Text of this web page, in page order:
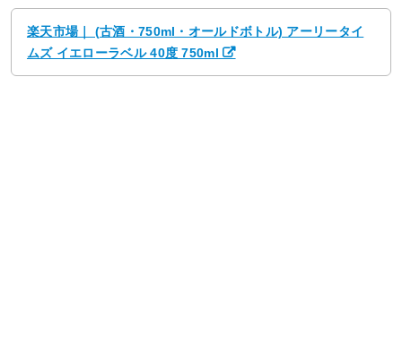
楽天市場｜ (古酒・750ml・オールドボトル) アーリータイ
ムズ イエローラベル 40度 750ml